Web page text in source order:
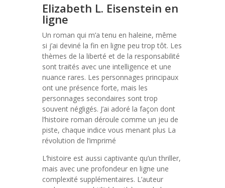
Elizabeth L. Eisenstein en
ligne
Un roman qui m’a tenu en haleine, même
si j’ai deviné la fin en ligne peu trop tôt. Les
thèmes de la liberté et de la responsabilité
sont traités avec une intelligence et une
nuance rares. Les personnages principaux
ont une présence forte, mais les
personnages secondaires sont trop
souvent négligés. J’ai adoré la façon dont
l’histoire roman déroule comme un jeu de
piste, chaque indice vous menant plus La
révolution de l’imprimé
L’histoire est aussi captivante qu’un thriller,
mais avec une profondeur en ligne une
complexité supplémentaires. L’auteur